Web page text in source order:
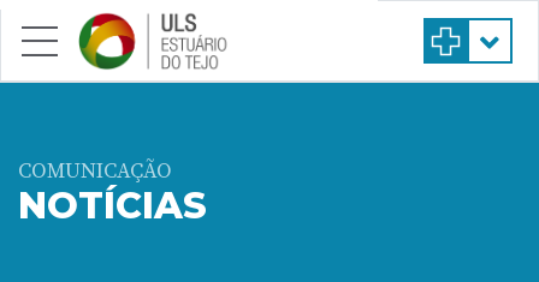
Saltar para conteúdo principal
COMUNICAÇÃO
NOTÍCIAS